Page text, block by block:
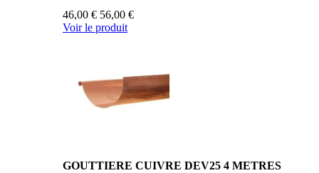
46,00 € 56,00 €
Voir le produit
GOUTTIERE CUIVRE DEV25 4 METRES